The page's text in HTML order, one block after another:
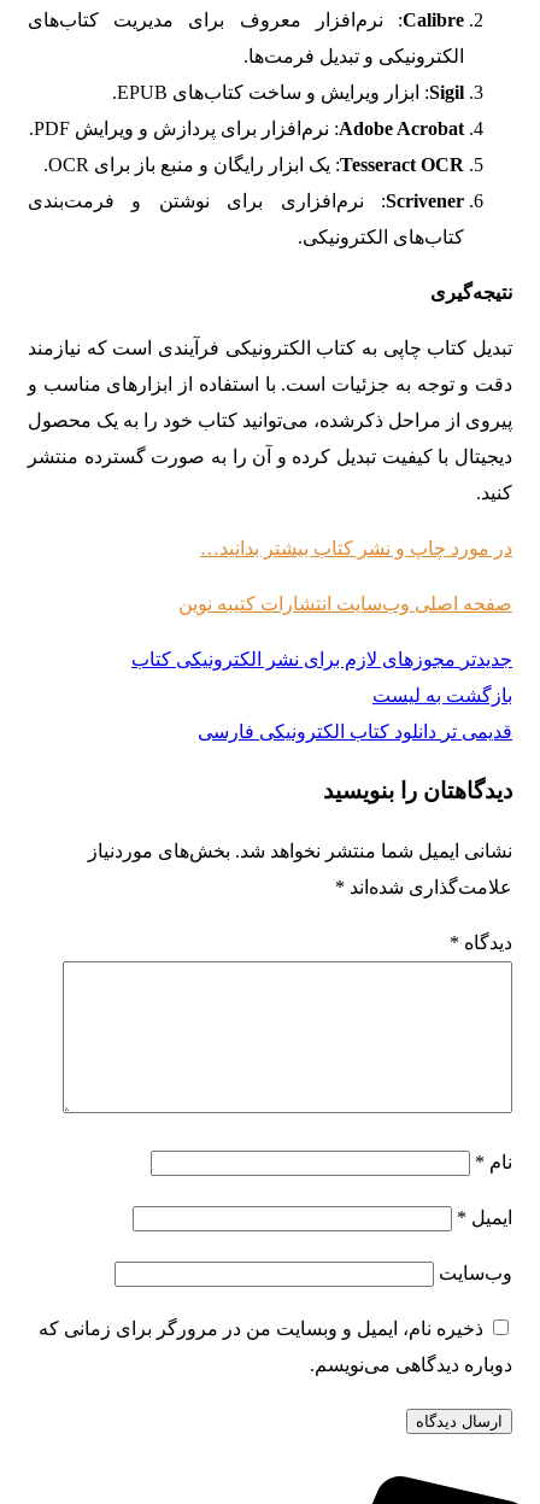
Calibre: نرم‌افزار معروف برای مدیریت کتاب‌های
الکترونیکی و تبدیل فرمت‌ها.
Sigil: ابزار ویرایش و ساخت کتاب‌های EPUB.
Adobe Acrobat: نرم‌افزار برای پردازش و ویرایش PDF.
Tesseract OCR: یک ابزار رایگان و منبع باز برای OCR.
Scrivener: نرم‌افزاری برای نوشتن و فرمت‌بندی
کتاب‌های الکترونیکی.
نتیجه‌گیری
تبدیل کتاب چاپی به کتاب الکترونیکی فرآیندی است که نیازمند
دقت و توجه به جزئیات است. با استفاده از ابزارهای مناسب و
پیروی از مراحل ذکرشده، می‌توانید کتاب خود را به یک محصول
دیجیتال با کیفیت تبدیل کرده و آن را به صورت گسترده منتشر
کنید.
در مورد چاپ و نشر کتاب بیشتر بدانید…
صفحه اصلی وب‌سایت انتشارات کتیبه نوین
جدیدتر مجوزهای لازم برای نشر الکترونیکی کتاب
بازگشت به لیست
قدیمی تر دانلود کتاب الکترونیکی فارسی
دیدگاهتان را بنویسید
نشانی ایمیل شما منتشر نخواهد شد. بخش‌های موردنیاز
علامت‌گذاری شده‌اند *
دیدگاه *
نام *
ایمیل *
وب‌سایت
ذخیره نام، ایمیل و وبسایت من در مرورگر برای زمانی که
دوباره دیدگاهی می‌نویسم.